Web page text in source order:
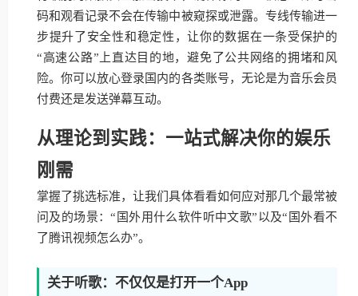
码和观看记录不会在传输中被窥探或泄露。专线传输进一
步提升了安全性和稳定性，让你的数据在一条受保护的
“高速公路”上直达目的地，避免了公共网络的拥堵和风
险。你可以放心登录国内的各类账号，无论是为音乐会员
付费还是发送弹幕互动。
从理论到实践：一站式解决你的娱乐
刚需
掌握了挑选标准，让我们具体看看如何应对那几个最常被
问及的场景：“国外用什么软件听中文歌”以及“国外看不
了腾讯视频怎么办”。
关于听歌：不仅仅是打开一个App